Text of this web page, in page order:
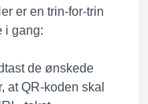
er en trin-for-trin
i gang:
de ønskede
at QR-koden skal